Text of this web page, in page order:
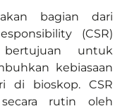
bagian dari
(CSR)
untuk
kebiasaan
di bioskop. CSR
rutin oleh